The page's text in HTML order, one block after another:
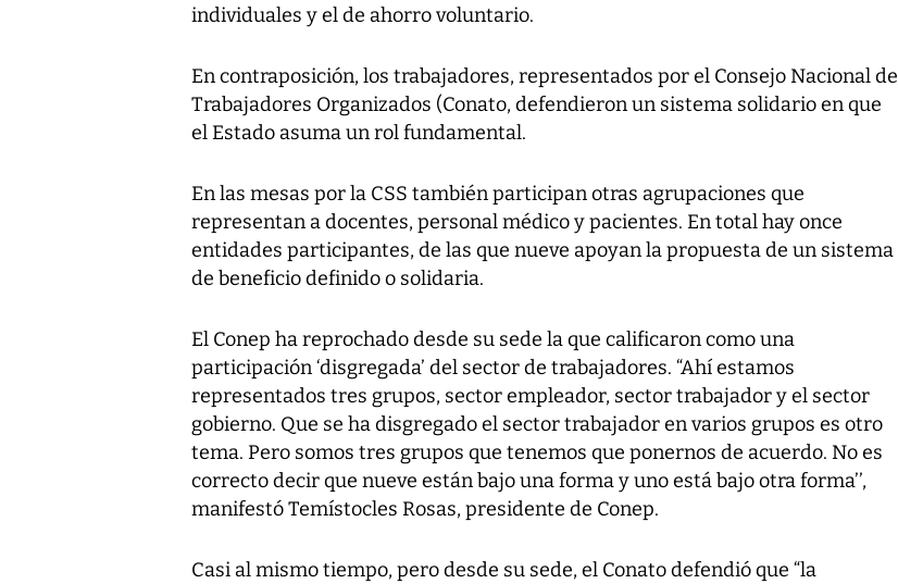
individuales y el de ahorro voluntario.
En contraposición, los trabajadores, representados por el Consejo Nacional de
Trabajadores Organizados (Conato, defendieron un sistema solidario en que
el Estado asuma un rol fundamental.
En las mesas por la CSS también participan otras agrupaciones que
representan a docentes, personal médico y pacientes. En total hay once
entidades participantes, de las que nueve apoyan la propuesta de un sistema
de beneficio definido o solidaria.
El Conep ha reprochado desde su sede la que calificaron como una
participación ‘disgregada’ del sector de trabajadores. “Ahí estamos
representados tres grupos, sector empleador, sector trabajador y el sector
gobierno. Que se ha disgregado el sector trabajador en varios grupos es otro
tema. Pero somos tres grupos que tenemos que ponernos de acuerdo. No es
correcto decir que nueve están bajo una forma y uno está bajo otra forma’’,
manifestó Temístocles Rosas, presidente de Conep.
Casi al mismo tiempo, pero desde su sede, el Conato defendió que “la